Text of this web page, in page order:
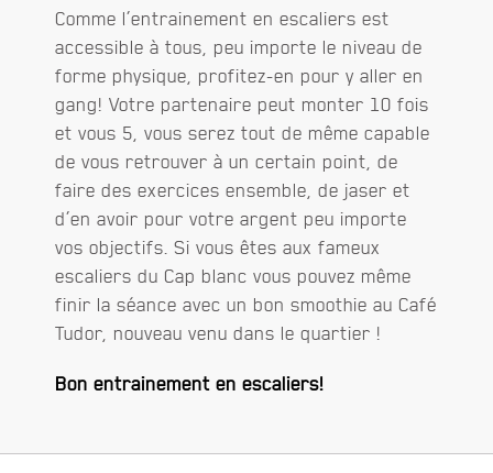
Comme l’entrainement en escaliers est
accessible à tous, peu importe le niveau de
forme physique, profitez-en pour y aller en
gang! Votre partenaire peut monter 10 fois
et vous 5, vous serez tout de même capable
de vous retrouver à un certain point, de
faire des exercices ensemble, de jaser et
d’en avoir pour votre argent peu importe
vos objectifs. Si vous êtes aux fameux
escaliers du Cap blanc vous pouvez même
finir la séance avec un bon smoothie au Café
Tudor, nouveau venu dans le quartier !
Bon entrainement en escaliers!